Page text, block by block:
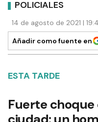
POLICIALES
14 de agosto de 2021 |
Añadir como fuente en
ESTA TARDE
Fuerte